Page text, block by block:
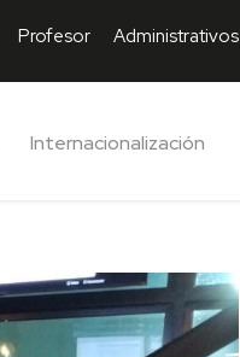
Profesor Administrativos
Internacionalización